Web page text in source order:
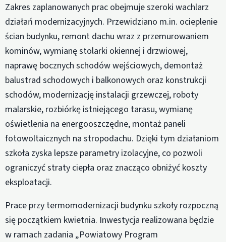
Zakres zaplanowanych prac obejmuje szeroki wachlarz
działań modernizacyjnych. Przewidziano m.in. ocieplenie
ścian budynku, remont dachu wraz z przemurowaniem
kominów, wymianę stolarki okiennej i drzwiowej,
naprawę bocznych schodów wejściowych, demontaż
balustrad schodowych i balkonowych oraz konstrukcji
schodów, modernizację instalacji grzewczej, roboty
malarskie, rozbiórkę istniejącego tarasu, wymianę
oświetlenia na energooszczędne, montaż paneli
fotowoltaicznych na stropodachu. Dzięki tym działaniom
szkoła zyska lepsze parametry izolacyjne, co pozwoli
ograniczyć straty ciepła oraz znacząco obniżyć koszty
eksploatacji.
Prace przy termomodernizacji budynku szkoły rozpoczną
się początkiem kwietnia. Inwestycja realizowana będzie
w ramach zadania „Powiatowy Program